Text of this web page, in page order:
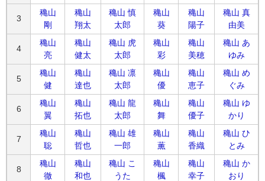
3
穐山
剛
穐山
翔太
穐山 慎
太郎
穐山
葵
穐山
陽子
穐山 真
由美
4
穐山
亮
穐山
健太
穐山 虎
太郎
穐山
彩
穐山
美穂
穐山 あ
ゆみ
5
穐山
健
穐山
達也
穐山 凛
太郎
穐山
優
穐山
恵子
穐山 め
ぐみ
6
穐山
翼
穐山
拓也
穐山 龍
太郎
穐山
舞
穐山
優子
穐山 ゆ
かり
7
穐山
聡
穐山
哲也
穐山 雄
一郎
穐山
薫
穐山
香織
穐山 ひ
とみ
8
穐山
徹
穐山
和也
穐山 こ
うた
穐山
楓
穐山
幸子
穐山 か
おり